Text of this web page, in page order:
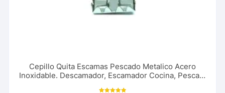
Cepillo Quita Escamas Pescado Metalico Acero
Inoxidable. Descamador, Escamador Cocina, Pesca y